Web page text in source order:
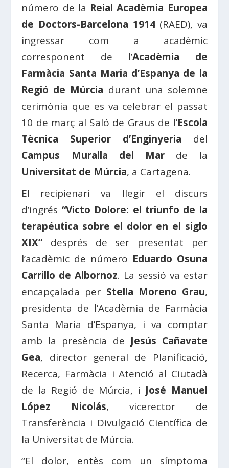
número de la Reial Acadèmia Europea
de Doctors-Barcelona 1914(RAED), va
ingressar com a acadèmic
corresponent de l’Acadèmia de
Farmàcia Santa Maria d’Espanya de la
Regió de Múrcia durant una solemne
cerimònia que es va celebrar el passat
10 de març al Saló de Graus de l’Escola
Tècnica Superior d’Enginyeria del
Campus Muralla del Mar de la
Universitat de Múrcia, a Cartagena.
El recipienari va llegir el discurs
d’ingrés “Victo Dolore: el triunfo de la
terapéutica sobre el dolor en el siglo
XIX”després de ser presentat per
l’acadèmic de número Eduardo Osuna
Carrillo de Albornoz. La sessió va estar
encapçalada per Stella Moreno Grau,
presidenta de l’Acadèmia de Farmàcia
Santa Maria d’Espanya, i va comptar
amb la presència de Jesús Cañavate
Gea, director general de Planificació,
Recerca, Farmàcia i Atenció al Ciutadà
de la Regió de Múrcia, i José Manuel
López Nicolás, vicerector de
Transferència i Divulgació Científica de
la Universitat de Múrcia.
“El dolor, entès com un símptoma